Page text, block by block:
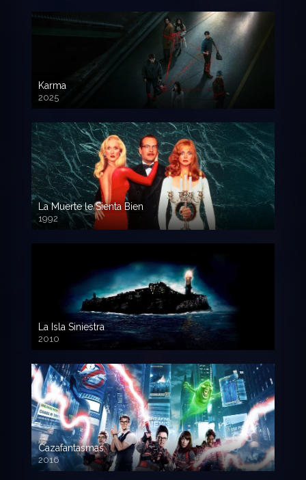
Karma
2025
La Muerte le Sienta Bien
1992
720p HD
La Isla Siniestra
2010
720p HD
Cazafantasmas
2016
720p HD